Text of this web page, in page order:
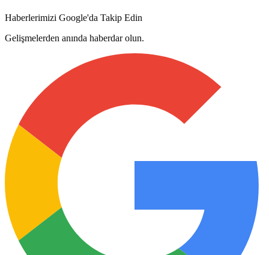
Haberlerimizi Google'da Takip Edin
Gelişmelerden anında haberdar olun.